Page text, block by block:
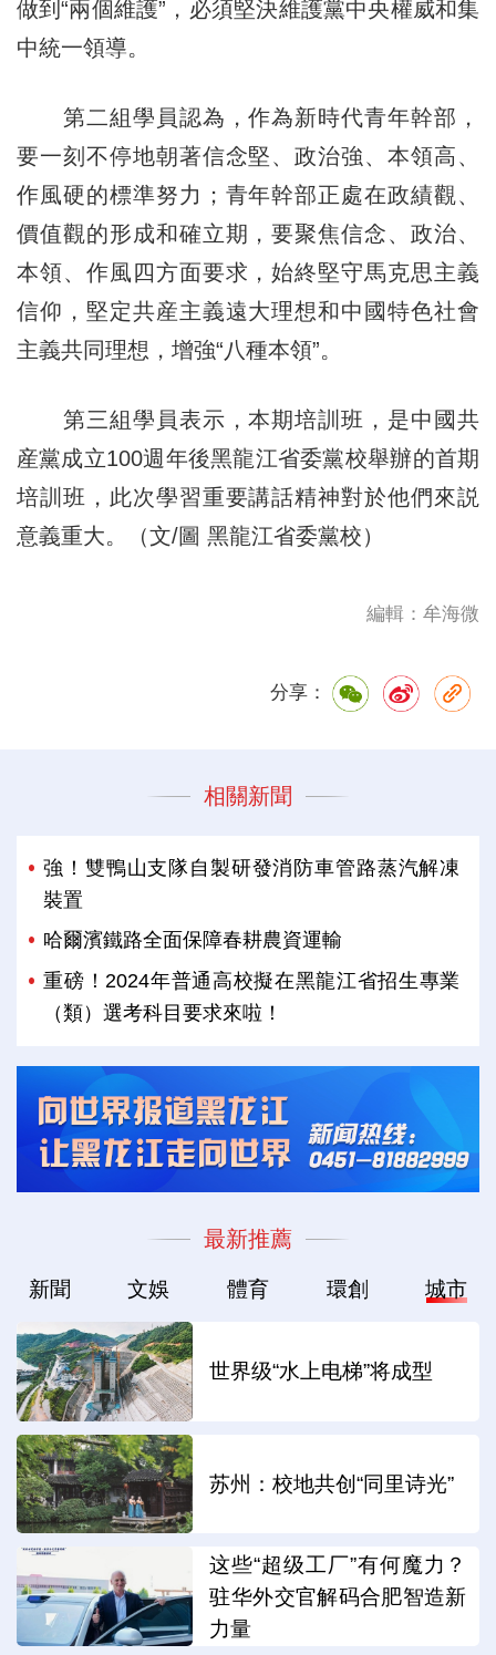
做到“兩個維護”，必須堅決維護黨中央權威和集
中統一領導。
第二組學員認為，作為新時代青年幹部，
要一刻不停地朝著信念堅、政治強、本領高、
作風硬的標準努力；青年幹部正處在政績觀、
價值觀的形成和確立期，要聚焦信念、政治、
本領、作風四方面要求，始終堅守馬克思主義
信仰，堅定共産主義遠大理想和中國特色社會
主義共同理想，增強“八種本領”。
第三組學員表示，本期培訓班，是中國共
産黨成立100週年後黑龍江省委黨校舉辦的首期
培訓班，此次學習重要講話精神對於他們來説
意義重大。（文/圖 黑龍江省委黨校）
編輯：牟海微
分享：
相關新聞
強！雙鴨山支隊自製研發消防車管路蒸汽解凍
裝置
哈爾濱鐵路全面保障春耕農資運輸
重磅！2024年普通高校擬在黑龍江省招生專業
（類）選考科目要求來啦！
最新推薦
新聞 文娛 體育 環創 城市
世界级“水上电梯”将成型
苏州：校地共创“同里诗光”
这些“超级工厂”有何魔力？
驻华外交官解码合肥智造新
力量